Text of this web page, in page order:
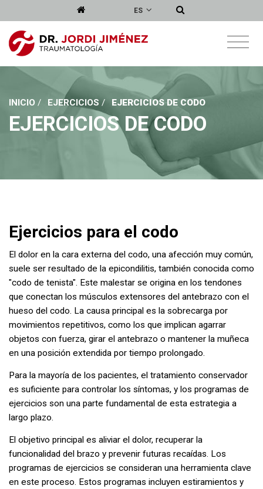
ES
INICIO / EJERCICIOS / EJERCICIOS DE CODO
EJERCICIOS DE CODO
Ejercicios para el codo
El dolor en la cara externa del codo, una afección muy común,
suele ser resultado de la epicondilitis, también conocida como
"codo de tenista". Este malestar se origina en los tendones
que conectan los músculos extensores del antebrazo con el
hueso del codo. La causa principal es la sobrecarga por
movimientos repetitivos, como los que implican agarrar
objetos con fuerza, girar el antebrazo o mantener la muñeca
en una posición extendida por tiempo prolongado.
Para la mayoría de los pacientes, el tratamiento conservador
es suficiente para controlar los síntomas, y los programas de
ejercicios son una parte fundamental de esta estrategia a
largo plazo.
El objetivo principal es aliviar el dolor, recuperar la
funcionalidad del brazo y prevenir futuras recaídas. Los
programas de ejercicios se consideran una herramienta clave
en este proceso. Estos programas incluyen estiramientos y